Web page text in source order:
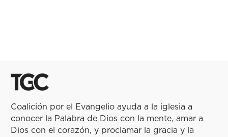
Coalición por el Evangelio ayuda a la iglesia a
conocer la Palabra de Dios con la mente, amar a
Dios con el corazón, y proclamar la gracia y la